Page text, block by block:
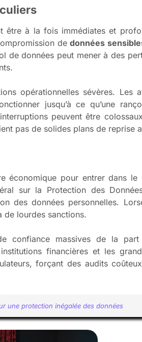
être à la fois immédiates et
dedonnées
données peut mener à des
opérationnelles sévères. Les
jusqu’à ce qu’une
peuvent être
pas de solides plans de reprise
économique pour entrer dans
sur la Protection des
des données personnelles.
de lourdes sanctions.
confiance massives de la
financières et les
forçant des audits
une protection inégalée des données